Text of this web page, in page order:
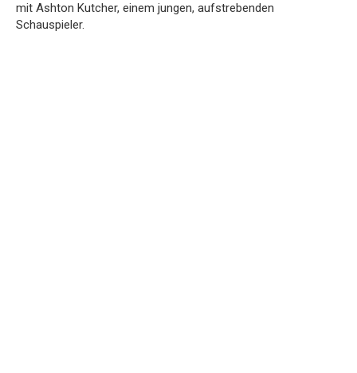
mit Ashton Kutcher, einem jungen, aufstrebenden
Schauspieler.